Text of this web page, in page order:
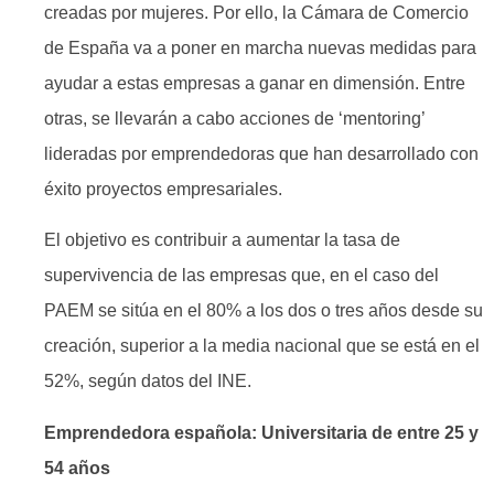
creadas por mujeres. Por ello, la Cámara de Comercio
de España va a poner en marcha nuevas medidas para
ayudar a estas empresas a ganar en dimensión. Entre
otras, se llevarán a cabo acciones de ‘mentoring’
lideradas por emprendedoras que han desarrollado con
éxito proyectos empresariales.
El objetivo es contribuir a aumentar la tasa de
supervivencia de las empresas que, en el caso del
PAEM se sitúa en el 80% a los dos o tres años desde su
creación, superior a la media nacional que se está en el
52%, según datos del INE.
Emprendedora española: Universitaria de entre 25 y
54 años